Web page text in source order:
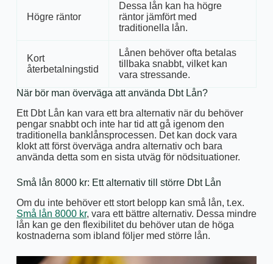
Högre räntor
Dessa lån kan ha högre
räntor jämfört med
traditionella lån.
Kort
återbetalningstid
Lånen behöver ofta betalas
tillbaka snabbt, vilket kan
vara stressande.
När bör man överväga att använda Dbt Lån?
Ett Dbt Lån kan vara ett bra alternativ när du behöver
pengar snabbt och inte har tid att gå igenom den
traditionella banklånsprocessen. Det kan dock vara
klokt att först överväga andra alternativ och bara
använda detta som en sista utväg för nödsituationer.
Små lån 8000 kr: Ett alternativ till större Dbt Lån
Om du inte behöver ett stort belopp kan små lån, t.ex.
Små lån 8000 kr, vara ett bättre alternativ. Dessa mindre
lån kan ge den flexibilitet du behöver utan de höga
kostnaderna som ibland följer med större lån.